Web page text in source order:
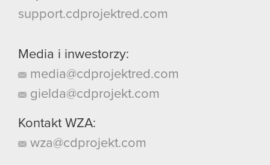
support.cdprojektred.com
Media i inwestorzy:
media@cdprojektred.com
gielda@cdprojekt.com
Kontakt WZA:
wza@cdprojekt.com